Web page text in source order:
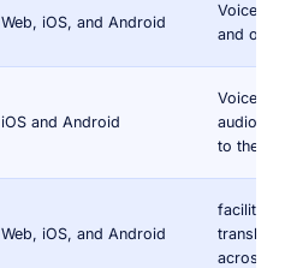
Web, iOS, and Android
Voice to
and
iOS and Android
Voice
audio
to the
Web, iOS, and Android
facilitate
across